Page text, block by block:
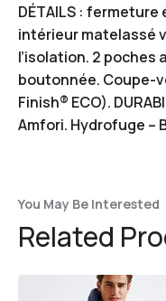
DÉTAILS : fermeture
intérieur matelassé
l’isolation. 2
boutonnée. Coupe-
Finish® ECO).
Amfori. Hydrofuge –
You May Be Interested
Related